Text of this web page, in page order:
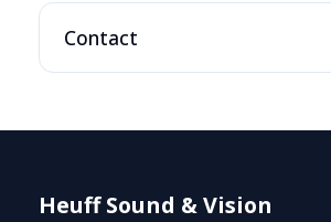
Contact
Heuff Sound & Vision